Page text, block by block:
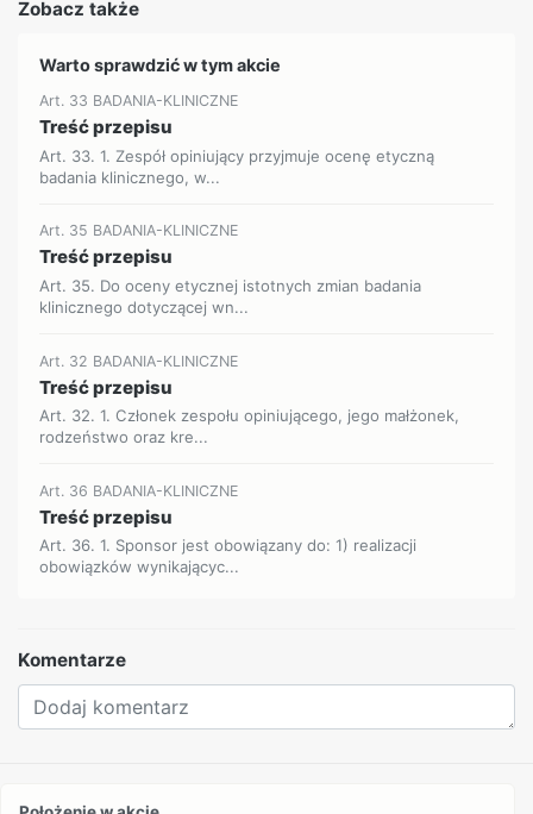
Zobacz także
Warto sprawdzić w tym akcie
Art. 33 BADANIA-KLINICZNE
Treść przepisu
Art. 33. 1. Zespół opiniujący przyjmuje ocenę etyczną
badania klinicznego, w...
Art. 35 BADANIA-KLINICZNE
Treść przepisu
Art. 35. Do oceny etycznej istotnych zmian badania
klinicznego dotyczącej wn...
Art. 32 BADANIA-KLINICZNE
Treść przepisu
Art. 32. 1. Członek zespołu opiniującego, jego małżonek,
rodzeństwo oraz kre...
Art. 36 BADANIA-KLINICZNE
Treść przepisu
Art. 36. 1. Sponsor jest obowiązany do: 1) realizacji
obowiązków wynikającyc...
Komentarze